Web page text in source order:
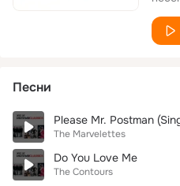
Песни
Please Mr. Postman
The Marvelettes
Do You Love Me
The Contours